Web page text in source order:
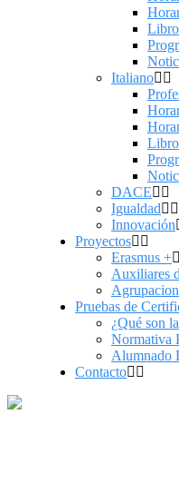
Italiano
DACE
Igualdad
Innovación
Proyectos
Erasmus +
Auxiliares
Pruebas de
¿Qué son
Normativa
Alumnado
Contacto